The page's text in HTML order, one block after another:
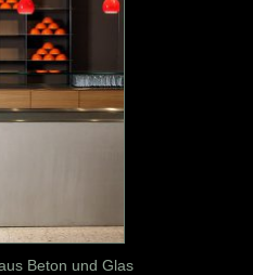
Beton und Glas